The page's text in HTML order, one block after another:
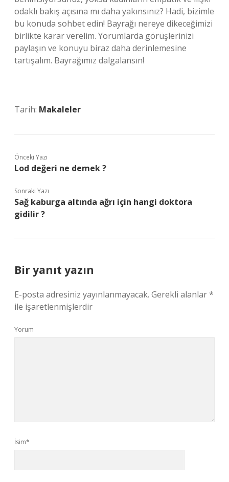
odaklı bakış açısına mı daha yakınsınız? Hadi, bizimle
bu konuda sohbet edin! Bayrağı nereye dikeceğimizi
birlikte karar verelim. Yorumlarda görüşlerinizi
paylaşın ve konuyu biraz daha derinlemesine
tartışalım. Bayrağımız dalgalansın!
Tarih: Makaleler
Önceki Yazı
Lod değeri ne demek ?
Sonraki Yazı
Sağ kaburga altında ağrı için hangi doktora
gidilir ?
Bir yanıt yazın
E-posta adresiniz yayınlanmayacak. Gerekli alanlar*
ile işaretlenmişlerdir
Yorum
İsim*